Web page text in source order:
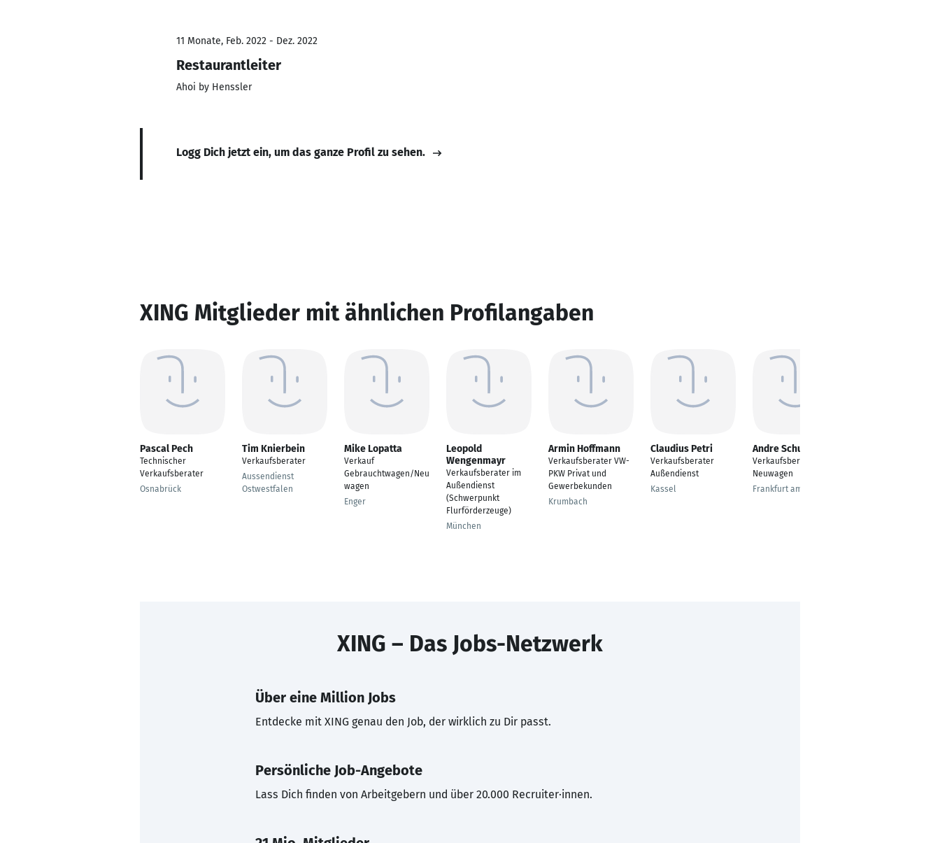
11 Monate, Feb. 2022 - Dez. 2022
Restaurantleiter
Ahoi by Henssler
Logg Dich jetzt ein, um das ganze Profil zu sehen.
XING Mitglieder mit ähnlichen Profilangaben
Pascal Pech
Technischer
Verkaufsberater
Osnabrück
Tim Knierbein
Verkaufsberater
Aussendienst
Ostwestfalen
Mike Lopatta
Verkauf
Gebrauchtwagen/Neu
wagen
Enger
Leopold
Wengenmayr
Verkaufsberater im
Außendienst
(Schwerpunkt
Flurförderzeuge)
München
Armin Hoffmann
Verkaufsberater VW-
PKW Privat und
Gewerbekunden
Krumbach
Claudius Petri
Verkaufsberater
Außendienst
Kassel
Andre Schulze
Verkaufsberater
Neuwagen
Frankfurt am Main
XING – Das Jobs-Netzwerk
Über eine Million Jobs
Entdecke mit XING genau den Job, der wirklich zu Dir passt.
Persönliche Job-Angebote
Lass Dich finden von Arbeitgebern und über 20.000 Recruiter·innen.